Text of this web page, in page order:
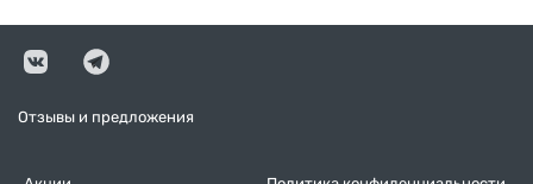
Отзывы и предложения